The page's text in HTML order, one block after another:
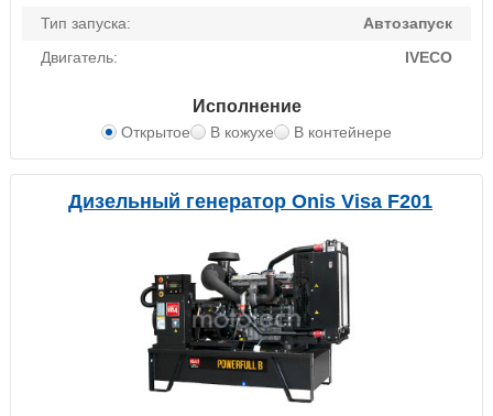
Тип запуска:
Автозапуск
Двигатель:
IVECO
Исполнение
Открытое В кожухе В контейнере
Дизельный генератор Onis Visa F201